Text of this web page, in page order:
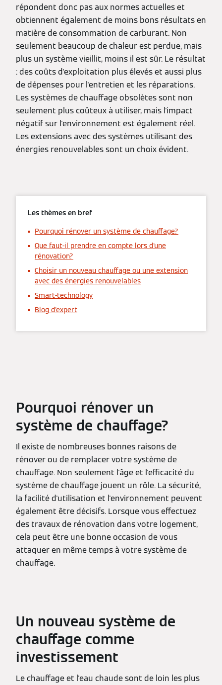
répondent donc pas aux normes actuelles et
obtiennent également de moins bons résultats en
matière de consommation de carburant. Non
seulement beaucoup de chaleur est perdue, mais
plus un système vieillit, moins il est sûr. Le résultat
: des coûts d'exploitation plus élevés et aussi plus
de dépenses pour l'entretien et les réparations.
Les systèmes de chauffage obsolètes sont non
seulement plus coûteux à utiliser, mais l'impact
négatif sur l'environnement est également réel.
Les extensions avec des systèmes utilisant des
énergies renouvelables sont un choix évident.
Les thèmes en bref
Pourquoi rénover un système de chauffage?
Que faut-il prendre en compte lors d'une
rénovation?
Choisir un nouveau chauffage ou une extension
avec des énergies renouvelables
Smart-technology
Blog d'expert
Pourquoi rénover un
système de chauffage?
Il existe de nombreuses bonnes raisons de
rénover ou de remplacer votre système de
chauffage. Non seulement l'âge et l'efficacité du
système de chauffage jouent un rôle. La sécurité,
la facilité d'utilisation et l'environnement peuvent
également être décisifs. Lorsque vous effectuez
des travaux de rénovation dans votre logement,
cela peut être une bonne occasion de vous
attaquer en même temps à votre système de
chauffage.
Un nouveau système de
chauffage comme
investissement
Le chauffage et l'eau chaude sont de loin les plus